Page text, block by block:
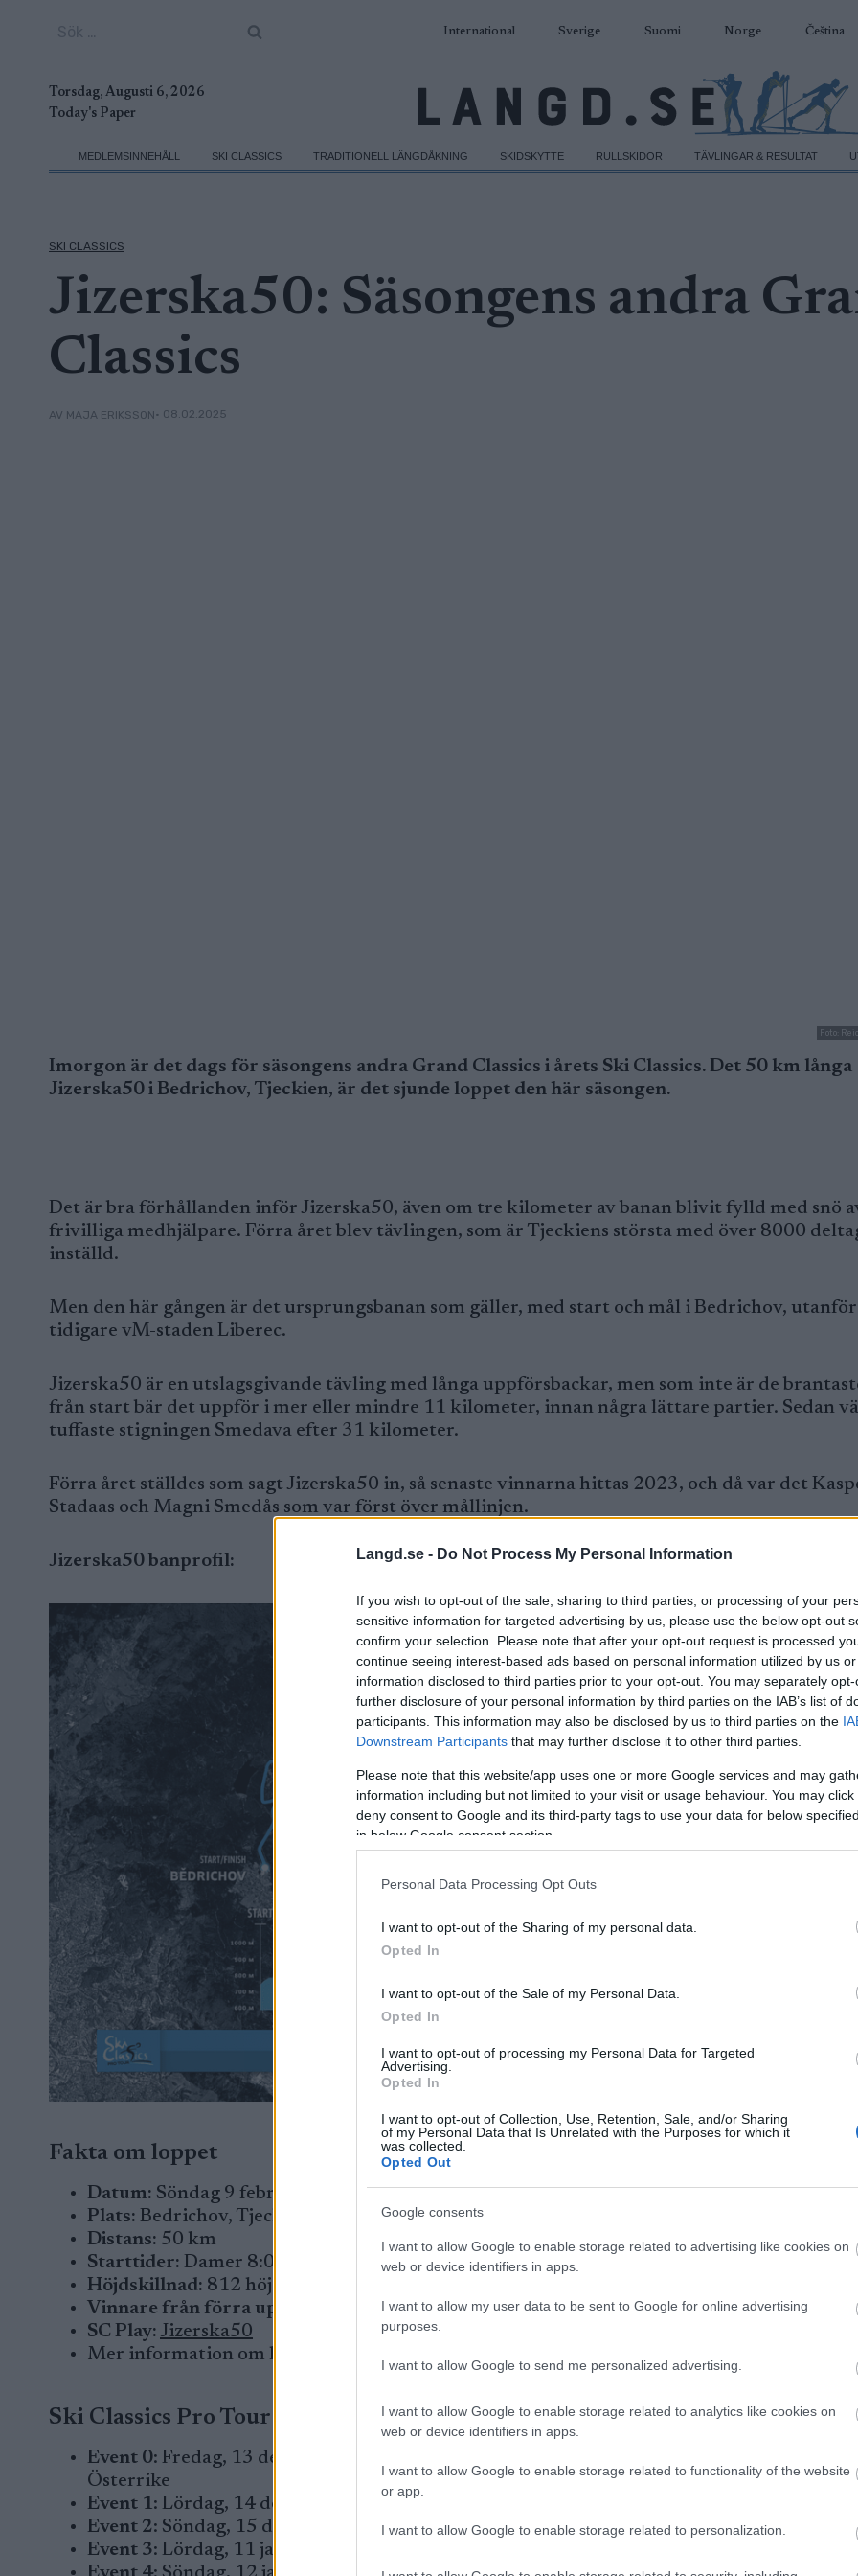
Langd.se - Do Not Process My Personal Information
If you wish to opt-out of the sale, sharing to third parties, or processing of your
sensitive information for targeted advertising by us, please use the below opt-out
confirm your selection. Please note that after your opt-out request is processed
continue seeing interest-based ads based on personal information utilized by us
information disclosed to third parties prior to your opt-out. You may separately
further disclosure of your personal information by third parties on the IAB’s list of
participants. This information may also be disclosed by us to third parties on the
Downstream Participants that may further disclose it to other third parties.
Please note that this website/app uses one or more Google services and may
information including but not limited to your visit or usage behaviour. You may
deny consent to Google and its third-party tags to use your data for below
in below Google consent section.
Personal Data Processing Opt Outs
I want to opt-out of the Sharing of my personal data.
Opted In
I want to opt-out of the Sale of my Personal Data.
Opted In
I want to opt-out of processing my Personal Data for Targeted
Advertising.
Opted In
I want to opt-out of Collection, Use, Retention, Sale, and/or Sharing
of my Personal Data that Is Unrelated with the Purposes for which it
was collected.
Opted Out
Google consents
I want to allow Google to enable storage related to advertising like cookies on
web or device identifiers in apps.
I want to allow my user data to be sent to Google for online advertising
purposes.
I want to allow Google to send me personalized advertising.
I want to allow Google to enable storage related to analytics like cookies on
web or device identifiers in apps.
I want to allow Google to enable storage related to functionality of the website
or app.
I want to allow Google to enable storage related to personalization.
International Sverige Suomi Norge Čeština
Torsdag, Augusti 6, 2026
Today's Paper
MEDLEMSINNEHÅLL SKI CLASSICS TRADITIONELL LÄNGDÅKNING SKIDSKYTTE RULLSKIDOR TÄVLINGAR & RESULTAT
SKI CLASSICS
Jizerska50: Säsongens andra
Classics
AV MAJA ERIKSSON• 08.02.2025
Foto:
Imorgon är det dags för säsongens andra Grand Classics i årets Ski Classics. Det 50 km långa
Jizerska50 i Bedrichov, Tjeckien, är det sjunde loppet den här säsongen.
Det är bra förhållanden inför Jizerska50, även om tre kilometer av banan blivit fylld med snö
frivilliga medhjälpare. Förra året blev tävlingen, som är Tjeckiens största med över 8000
inställd.
Men den här gången är det ursprungsbanan som gäller, med start och mål i Bedrichov,
tidigare vM-staden Liberec.
Jizerska50 är en utslagsgivande tävling med långa uppförsbackar, men som inte är de
från start bär det uppför i mer eller mindre 11 kilometer, innan några lättare partier. Sedan
tuffaste stigningen Smedava efter 31 kilometer.
Förra året ställdes som sagt Jizerska50 in, så senaste vinnarna hittas 2023, och då var det
Stadaas och Magni Smedås som var först över mållinjen.
Jizerska50 banprofil:
Fakta om loppet
Datum: Söndag 9 februari 2025
Plats: Bedrichov, Tjeckien
Distans: 50 km
Starttider: Damer 8:00 CET/ Herrar 8:30 CET
Höjdskillnad: 812 höjdmeter
Vinnare från förra upplagan:
Inställt 2024, Kasper Stadaas och Magni Smedås 2023
SC Play: Jizerska50
Mer information om loppet hittar du
Ski Classics Pro Tour Säsong XVI (2024/2025)
Event 0: Fredag, 13 december 2024 – Ski Classics Pro Team Presentation XVI – Bad
Österrike
Event 1: Lördag, 14 december 2024 – Bad Gastein ITT – Sportgastein, Österrike, 7 km
Event 2: Söndag, 15 december 2024 – Bad Gastein Criterium – Sportgastein, Österrike,
Event 3: Lördag, 11 januari 2025 – 3 Zinnen Ski Marathon – Sexten, Italien, 60 km